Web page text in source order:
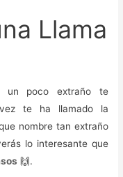
Llama
un poco extraño te
vez te ha llamado la
nombre tan extraño
lo interesante que
🙌.